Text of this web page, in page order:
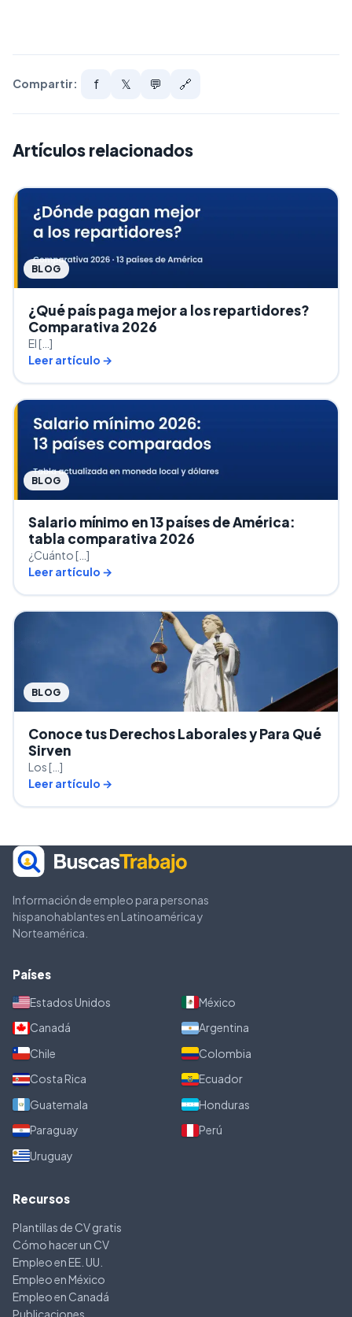
Compartir: f 𝕏 💬 🔗
Artículos relacionados
BLOG
¿Qué país paga mejor a los repartidores?
Comparativa 2026
El […]
Leer artículo →
BLOG
Salario mínimo en 13 países de América:
tabla comparativa 2026
¿Cuánto […]
Leer artículo →
BLOG
Conoce tus Derechos Laborales y Para Qué
Sirven
Los […]
Leer artículo →
Información de empleo para personas
hispanohablantes en Latinoamérica y
Norteamérica.
Países
Estados Unidos
México
Canadá
Argentina
Chile
Colombia
Costa Rica
Ecuador
Guatemala
Honduras
Paraguay
Perú
Uruguay
Recursos
Plantillas de CV gratis
Cómo hacer un CV
Empleo en EE. UU.
Empleo en México
Empleo en Canadá
Publicaciones